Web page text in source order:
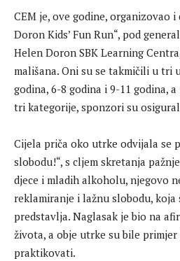
CEM je, ove godine, organizovao
Doron Kids’ Fun Run“, pod
Helen Doron SBK Learning
mališana. Oni su se takmičili u tri
godina, 6-8 godina i 9-11 godina,
tri kategorije, sponzori su
Cijela priča oko utrke odvijala se
slobodu!“, s cljem skretanja
djece i mladih alkoholu, njegovo
reklamiranje i lažnu slobodu, koja
predstavlja. Naglasak je bio na
života, a obje utrke su bile primjer
praktikovati.